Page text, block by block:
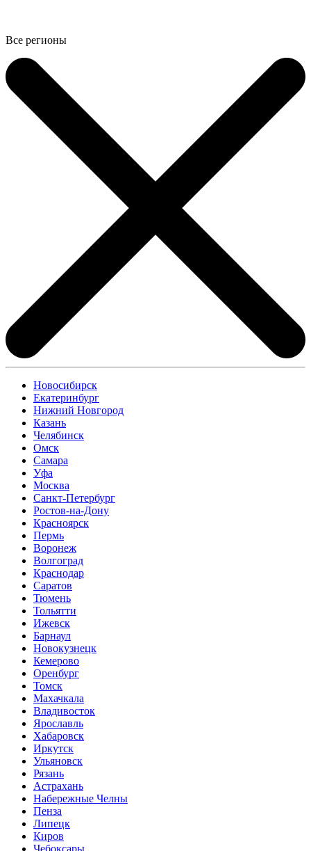
Все регионы
Новосибирск
Екатеринбург
Нижний Новгород
Казань
Челябинск
Омск
Самара
Уфа
Москва
Санкт-Петербург
Ростов-на-Дону
Красноярск
Пермь
Воронеж
Волгоград
Краснодар
Саратов
Тюмень
Тольятти
Ижевск
Барнаул
Новокузнецк
Кемерово
Оренбург
Томск
Махачкала
Владивосток
Ярославль
Хабаровск
Иркутск
Ульяновск
Рязань
Астрахань
Набережные Челны
Пенза
Липецк
Киров